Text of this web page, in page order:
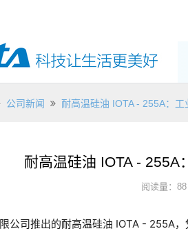
公司新闻 耐高温硅油 IOTA - 255A：
耐高温硅油 IOTA - 255A
阅读量：88
公司推出的耐高温硅油 IOTA - 255A